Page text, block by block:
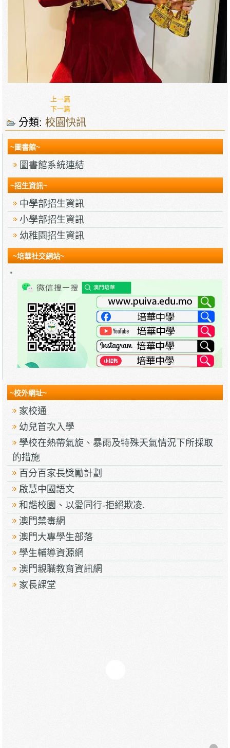
上一篇
下一篇
分類:校園快訊
~圖書館~
圖書館系統連結
~招生資訊~
中學部招生資訊
小學部招生資訊
幼稚園招生資訊
~培華社交網站~
~校外網址~
家校通
幼兒首次入學
學校在熱帶氣旋、暴雨及特殊天氣情況下所採取
的措施
百分百家長獎勵計劃
啟慧中國語文
和諧校園、以愛同行-拒絕欺凌.
澳門禁毒網
澳門大專學生部落
學生輔導資源網
澳門親職教育資訊網
家長課堂